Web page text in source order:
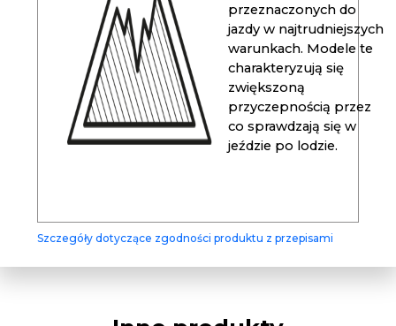
przeznaczonych do
jazdy w najtrudniejszych
warunkach. Modele te
charakteryzują się
zwiększoną
przyczepnością przez
co sprawdzają się w
jeździe po lodzie.
Szczegóły dotyczące zgodności produktu z przepisami